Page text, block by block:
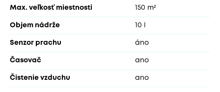
Max. veľkosť miestnosti 150 m²
Objem nádrže 10 l
Senzor prachu áno
Časovač ano
Čistenie vzduchu ano